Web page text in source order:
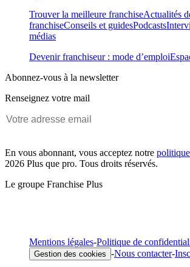
Trouver la meilleure franchiseActualités
franchiseConseils et guidesPodcasts
médias
Devenir franchiseur : mode d’emploi
Abonnez-vous à la newsletter
Renseignez votre mail
En vous abonnant, vous acceptez notre
2026 Plus que pro. Tous droits réservés.
Le groupe Franchise Plus
Mentions légales-Politique de
Gestion des cookies -Nous contacter-